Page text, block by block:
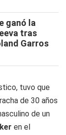
ganó la
tras
Garros
tuvo que
de 30 años
de un
en el